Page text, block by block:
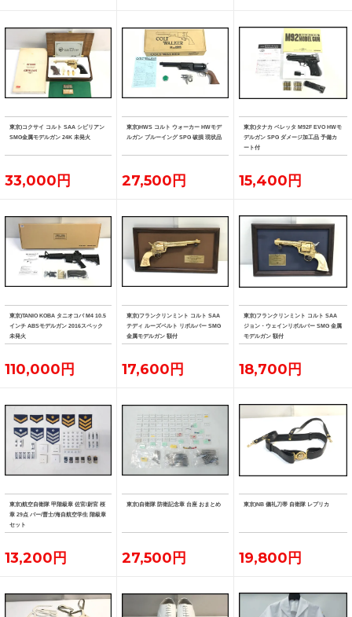
東京)コクサイ コルト SAA シビリアン
SMG金属モデルガン 24K 未発火
33,000円
東京)HWS コルト ウォーカー HWモデ
ルガン ブルーイング SPG 破損 現状品
27,500円
東京)タナカ ベレッタ M92F EVO HWモ
デルガン SPG ダメージ加工品 予備カ
ート付
15,400円
東京)TANIO KOBA タニオコバ M4 10.5
インチ ABSモデルガン 2016スペック
未発火
110,000円
東京)フランクリンミント コルト SAA
テディ ルーズベルト リボルバー SMG
金属モデルガン 額付
17,600円
東京)フランクリンミント コルト SAA
ジョン・ウェインリボルバー SMG 金属
モデルガン 額付
18,700円
東京)航空自衛隊 甲階級章 佐官/尉官 桜
章 29点 バー/曹士/海自航空学生 階級章
セット
13,200円
東京)自衛隊 防衛記念章 台座 おまとめ
27,500円
東京)NB 儀礼刀帯 自衛隊 レプリカ
19,800円